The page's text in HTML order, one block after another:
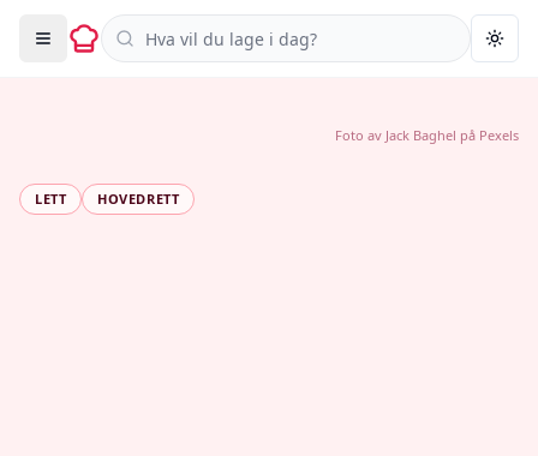
Søk i oppskrifter
LETT HOVEDRETT
Foto av Jack Baghel på Pexels